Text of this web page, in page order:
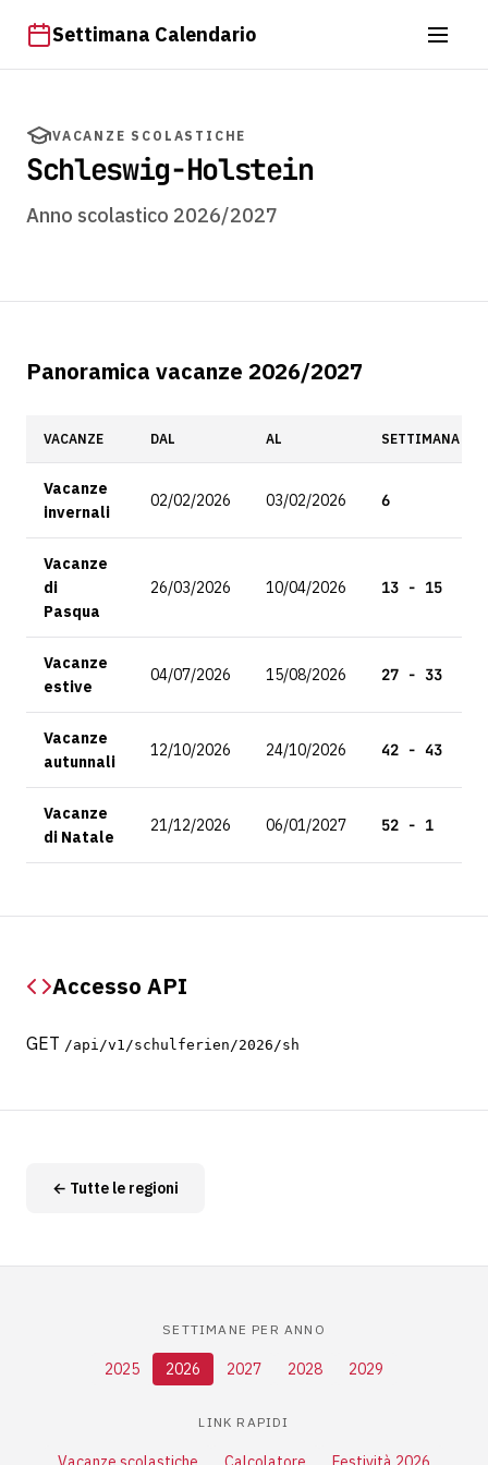
Settimana Calendario
VACANZE SCOLASTICHE
Schleswig-Holstein
Anno scolastico 2026/2027
Panoramica vacanze 2026/2027
VACANZE DAL AL SETTIMANA
Vacanze
invernali
02/02/2026 03/02/2026 6
Vacanze
di
Pasqua
26/03/2026 10/04/2026 13 - 15
Vacanze
estive
04/07/2026 15/08/2026 27 - 33
Vacanze
autunnali
12/10/2026 24/10/2026 42 - 43
Vacanze
di Natale
21/12/2026 06/01/2027 52 - 1
Accesso API
GET /api/v1/schulferien/2026/sh
← Tutte le regioni
SETTIMANE PER ANNO
2025 2026 2027 2028 2029
LINK RAPIDI